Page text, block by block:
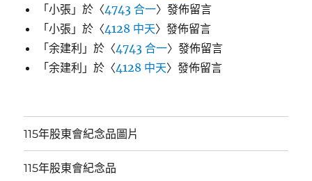
「小張 」於〈4743 合一〉發佈留言
「小張 」於〈4128 中天〉發佈留言
「余建利 」於〈4743 合一〉發佈留言
「余建利 」於〈4128 中天〉發佈留言
115年股東會紀念品圖片
115年股東會紀念品